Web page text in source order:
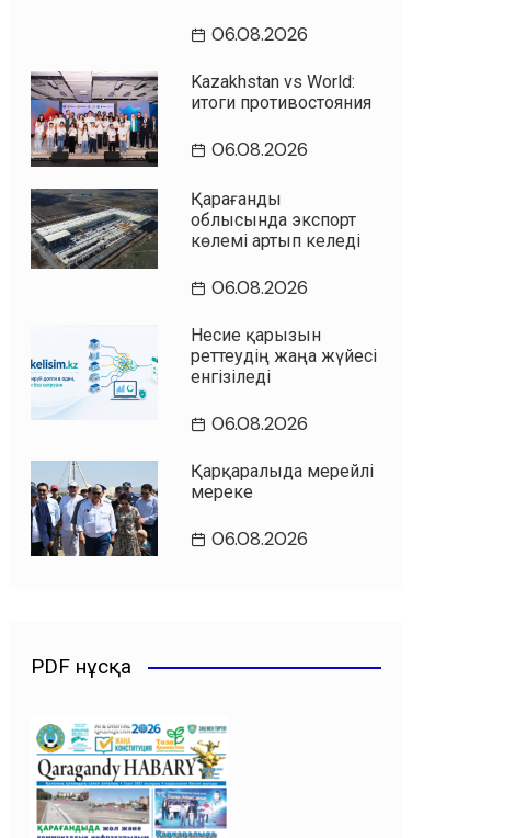
06.08.2026
Kazakhstan vs World:
итоги противостояния
06.08.2026
Қарағанды
облысында экспорт
көлемі артып келеді
06.08.2026
Несие қарызын
реттеудің жаңа жүйесі
енгізіледі
06.08.2026
Қарқаралыда мерейлі
мереке
06.08.2026
PDF нұсқа